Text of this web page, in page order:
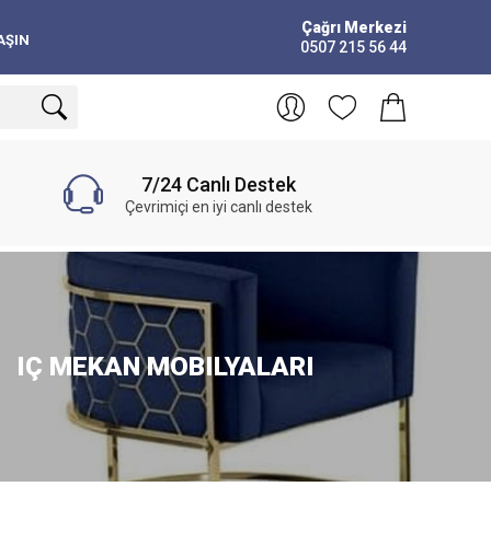
Çağrı Merkezi
0507 215 56 44
7/24 Canlı Destek
Çevrimiçi en iyi canlı destek
IÇ MEKAN MOBILYALARI